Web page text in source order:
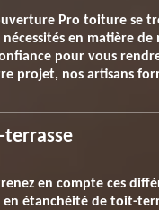
Pro toiture se
en matière
pour vous
projet, nos artisans
terrasse
en compte ces
étanchéité de toit-